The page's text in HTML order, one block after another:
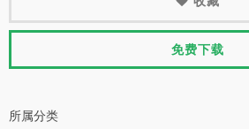
免费下载
所属分类